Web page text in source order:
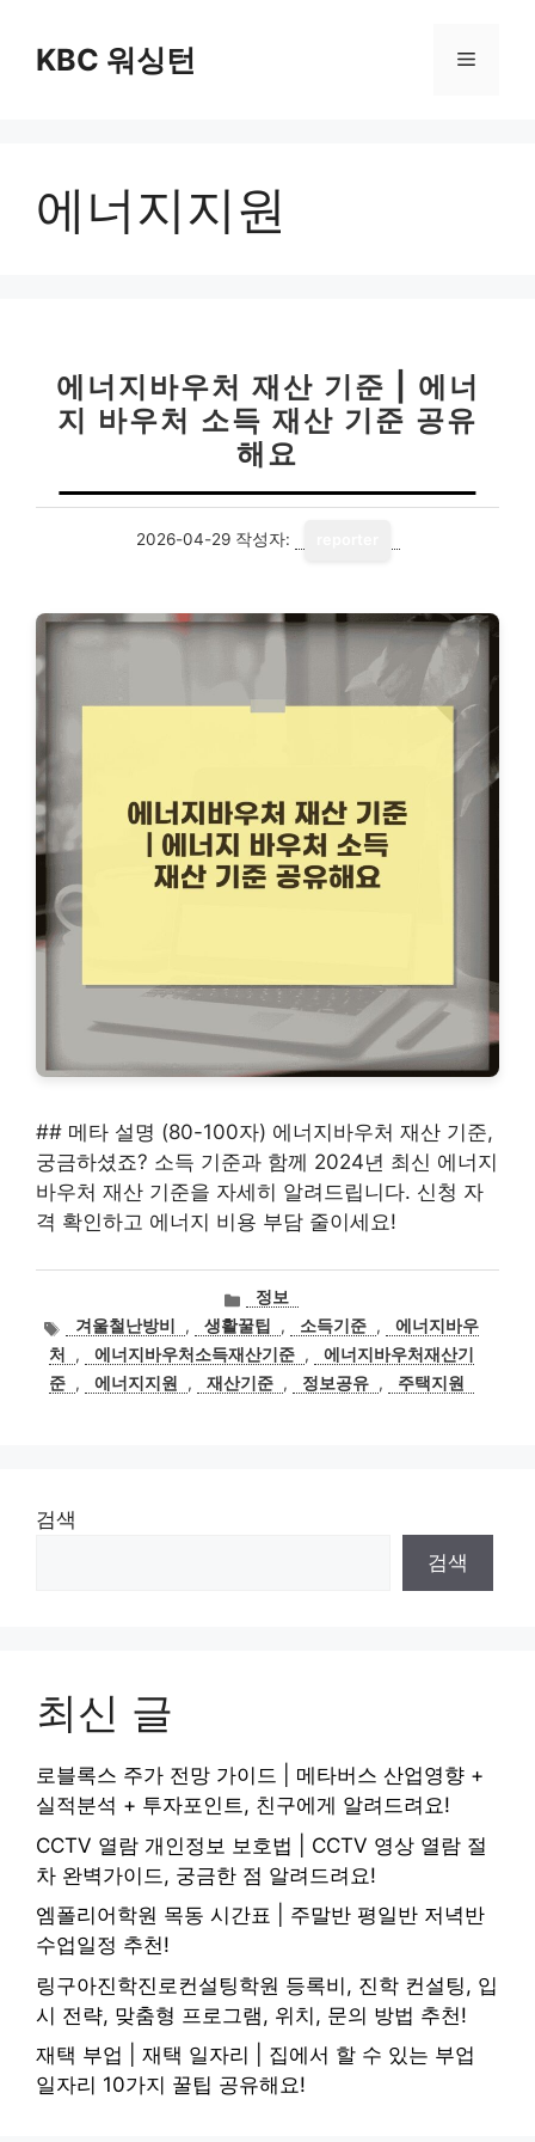
KBC 워싱턴 메
에너지지원
에너지바우처 재산 기준 | 에너
지 바우처 소득 재산 기준 공유
해요
2026-04-29 작성자:
## 메타 설명 (80-100자) 에너지바우처 재산 기준,
궁금하셨죠? 소득 기준과 함께 2024년 최신 에너지
바우처 재산 기준을 자세히 알려드립니다. 신청 자
격 확인하고 에너지 비용 부담 줄이세요!
카
테
고
리
정보
태겨울철난방비 , 생활꿀팁 , 소득기준 ,
에너지바우
처
, 에너지바우처소득재산기준 ,
에너지바우처재산기
준 , 에너지지원 , 재산기준 , 정보공유 , 주택지원
검색
검색
최신 글
로블록스 주가 전망 가이드 | 메타버스 산업영향 +
실적분석 + 투자포인트, 친구에게 알려드려요!
CCTV 열람 개인정보 보호법 | CCTV 영상 열람 절
차 완벽가이드, 궁금한 점 알려드려요!
엠폴리어학원 목동 시간표 | 주말반 평일반 저녁반
수업일정 추천!
링구아진학진로컨설팅학원 등록비, 진학 컨설팅, 입
시 전략, 맞춤형 프로그램, 위치, 문의 방법 추천!
재택 부업 | 재택 일자리 | 집에서 할 수 있는 부업
일자리 10가지 꿀팁 공유해요!